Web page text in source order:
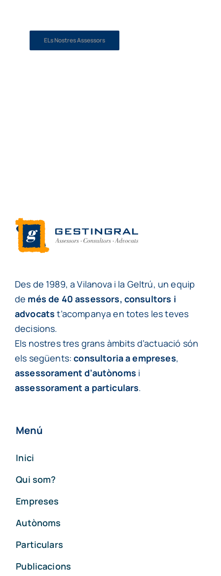
ELs Nostres Assessors
Des de 1989, a Vilanova i la Geltrú, un equip
de més de 40 assessors, consultors i
advocats t’acompanya en totes les teves
decisions.
Els nostres tres grans àmbits d’actuació són
els següents:consultoria a empreses,
assessorament d’autònoms i
assessorament a particulars.
Menú
Inici
Qui som?
Empreses
Autònoms
Particulars
Publicacions